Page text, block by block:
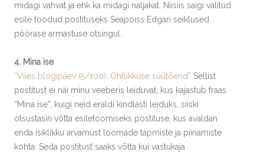
midagi vahvat ja ehk ka midagi naljakat. Niisiis saigi valitud
esile toodud postituseks Seapoiss Edgari seiklused
pöörase armastuse otsingul.
4. Mina ise
“Viies blogipäev (5/100): Ohtlikkuse süütõend” Sellist
postitust ei näi minu veeberis leiduvat, kus kajastub fraas
“Mina ise”, kuigi neid eraldi kindlasti leiduks, siiski
otsustasin võtta esiletoomiseks postituse, kus avaldan
enda isiklikku arvamust loomade tapmiste ja piinamiste
kohta. Seda postitust saaks võtta kui vastukaja